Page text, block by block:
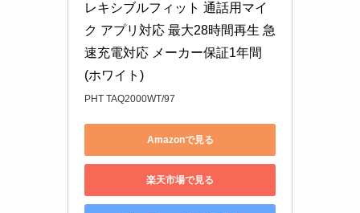
レキシブルフィット 通話用マイ
ク アプリ対応 最大28時間再生 急
速充電対応 メーカー保証1年間
(ホワイト)
PHT TAQ2000WT/97
Amazonで見る
楽天市場で見る